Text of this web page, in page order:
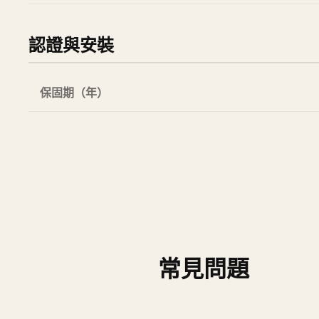
認證與安裝
保固期（年）
常見問題